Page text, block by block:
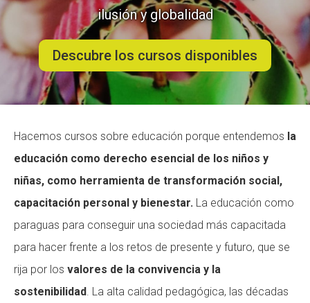
ilusión y globalidad
Descubre los cursos disponibles
Hacemos cursos sobre educación porque entendemos la
educación como derecho esencial de los niños y
niñas, como herramienta de transformación social,
capacitación personal y bienestar. La educación como
paraguas para conseguir una sociedad más capacitada
para hacer frente a los retos de presente y futuro, que se
rija por los valores de la convivencia y la
sostenibilidad. La alta calidad pedagógica, las décadas
ACCIÓ SOCIAL I JOVES
ESPLAIS
SUPORT TERCER SECTOR
ACCIÓ SOCIAL I JOVES
ESPLAIS
SUPORT TERCER SECTOR